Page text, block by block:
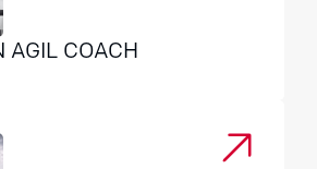
AGIL COACH